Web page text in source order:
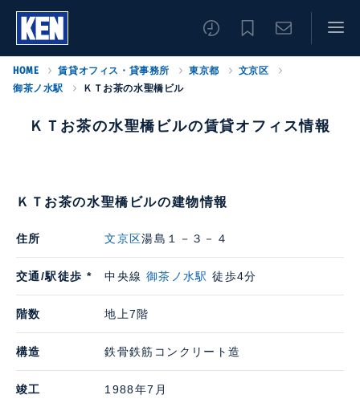
HOME 賃貸オフィス・貸事務所 東京都
文京区
御茶ノ水駅
ＫＴお茶の水聖橋ビル
ＫＴお茶の水聖橋ビルの賃貸オフィス情報
ＫＴお茶の水聖橋ビルの建物情報
住所 文京区湯島１－３－４
交通/駅徒歩 * 中央線 御茶ノ水駅 徒歩4分
階数 地上7階
構造 鉄骨鉄筋コンクリート造
竣工 1988年7月